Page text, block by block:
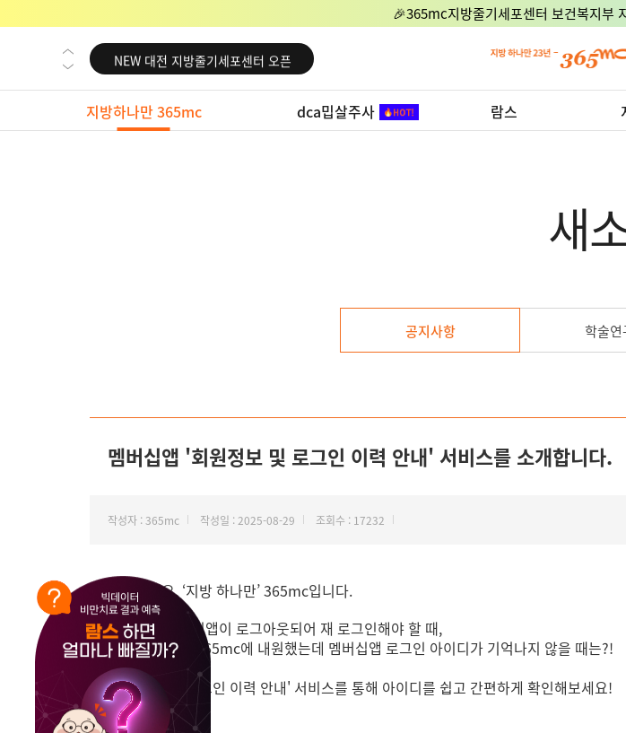
🎉365mc지방줄기세포센터 보건복지부
NEW 교대 지방줄기세포센터 오픈
NEW 대전 지방줄기세포센터 오픈
NEW 노원 지방줄기세포센터 오픈
NEW 미국 LA점 오픈
지방하나만 365mc dca밉살주사 람스
새
공지사항 학술연
멤버십앱 '회원정보 및 로그인 이력 안내' 서비스를 소개합니다.
작성자 : 365mc 작성일 : 2025-08-29 조회수 : 17232
안녕하세요, ‘지방 하나만’ 365mc입니다.
사용하던 멤버십앱이 로그아웃되어 재 로그인해야 할 때,
혹은 오랜만에 365mc에 내원했는데 멤버십앱 로그인 아이디가 기억나지 않을 때는?!
'회원정보 및 로그인 이력 안내' 서비스를 통해 아이디를 쉽고 간편하게 확인해보세요!